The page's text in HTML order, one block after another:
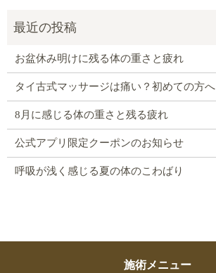
お盆休み明けに残る体の重さと疲れ
タイ古式マッサージは痛い？初めての方へ
8月に感じる体の重さと残る疲れ
公式アプリ限定クーポンのお知らせ
呼吸が浅く感じる夏の体のこわばり
施術メニュー